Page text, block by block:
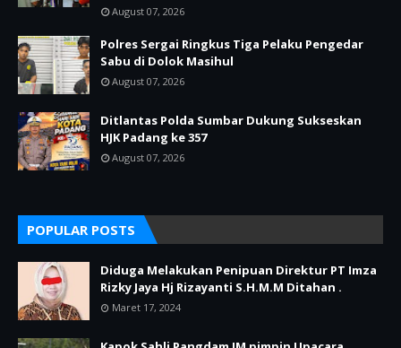
August 07, 2026
Polres Sergai Ringkus Tiga Pelaku Pengedar
Sabu di Dolok Masihul
August 07, 2026
Ditlantas Polda Sumbar Dukung Sukseskan
HJK Padang ke 357
August 07, 2026
POPULAR POSTS
Diduga Melakukan Penipuan Direktur PT Imza
Rizky Jaya Hj Rizayanti S.H.M.M Ditahan .
Maret 17, 2024